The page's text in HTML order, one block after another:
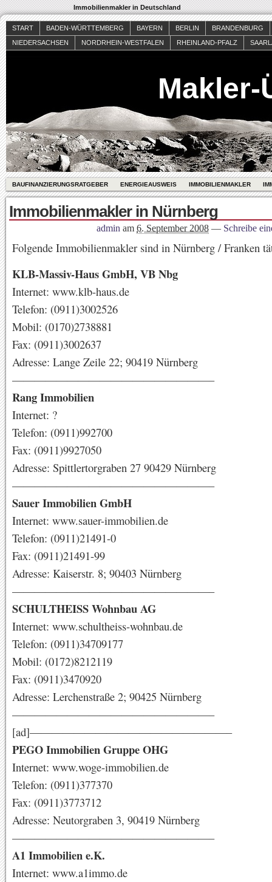
Immobilienmakler in Deutschland
START BADEN-WÜRTTEMBERG BAYERN BERLIN
BRANDENBURG
NIEDERSACHSEN
NORDRHEIN-WESTFALEN RHEINLAND-PFALZ
Makler-
BAUFINANZIERUNGSRATGEBER ENERGIEAUSWEIS IMMOBILIENMAKLER
Immobilienmakler in Nürnberg
admin am 6. September 2008 — Schreibe
Folgende Immobilienmakler sind in Nürnberg / Franken
KLB-Massiv-Haus GmbH, VB Nbg
Internet: www.klb-haus.de
Telefon: (0911)3002526
Mobil: (0170)2738881
Fax: (0911)3002637
Adresse: Lange Zeile 22; 90419 Nürnberg
——————————————————–
Rang Immobilien
Internet: ?
Telefon: (0911)992700
Fax: (0911)9927050
Adresse: Spittlertorgraben 27 90429 Nürnberg
——————————————————–
Sauer Immobilien GmbH
Internet: www.sauer-immobilien.de
Telefon: (0911)21491-0
Fax: (0911)21491-99
Adresse: Kaiserstr. 8; 90403 Nürnberg
——————————————————–
SCHULTHEISS Wohnbau AG
Internet: www.schultheiss-wohnbau.de
Telefon: (0911)34709177
Mobil: (0172)8212119
Fax: (0911)3470920
Adresse: Lerchenstraße 2; 90425 Nürnberg
——————————————————–
[ad]——————————————————–
PEGO Immobilien Gruppe OHG
Internet: www.woge-immobilien.de
Telefon: (0911)377370
Fax: (0911)3773712
Adresse: Neutorgraben 3, 90419 Nürnberg
——————————————————–
A1 Immobilien e.K.
Internet: www.a1immo.de